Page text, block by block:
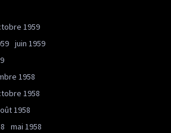
1959
juin 1959
1958
1958
1958
mai 1958